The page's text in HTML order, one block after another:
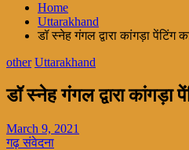
Home
Uttarakhand
डॉ स्नेह गंगल द्वारा कांगड़ा पेंटिंग
other Uttarakhand
डॉ स्नेह गंगल द्वारा कांगड़ा
March 9, 2021
गढ़ संवेदना